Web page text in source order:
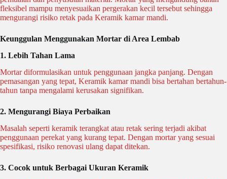
fleksibel mampu menyesuaikan pergerakan kecil tersebut sehingga
mengurangi risiko retak pada Keramik kamar mandi.
Keunggulan Menggunakan Mortar di Area Lembab
1. Lebih Tahan Lama
Mortar diformulasikan untuk penggunaan jangka panjang. Dengan
pemasangan yang tepat, Keramik kamar mandi bisa bertahan bertahun-
tahun tanpa mengalami kerusakan signifikan.
2. Mengurangi Biaya Perbaikan
Masalah seperti keramik terangkat atau retak sering terjadi akibat
penggunaan perekat yang kurang tepat. Dengan mortar yang sesuai
spesifikasi, risiko renovasi ulang dapat ditekan.
3. Cocok untuk Berbagai Ukuran Keramik